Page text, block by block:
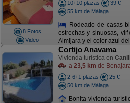
8 Fotos
Video
10+10 plazas
39 €
55 km de Málaga
Rodeado de casas
estrechas y sinuosas,
Almijara y el color azul
Cortijo Anavama
Vivienda turística en
a 23,5 km de
2-6+1 plazas
25 €
50 km de Málaga
Bonita vivienda